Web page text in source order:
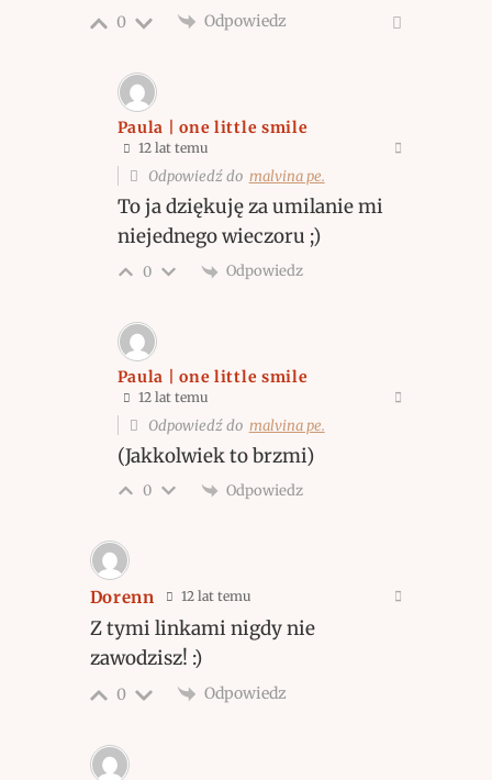
0 Odpowiedz
Paula | one little smile
12 lat temu
Odpowiedź do malvina pe.
To ja dziękuję za umilanie mi
niejednego wieczoru ;)
0 Odpowiedz
Paula | one little smile
12 lat temu
Odpowiedź do malvina pe.
(Jakkolwiek to brzmi)
0 Odpowiedz
Dorenn 12 lat temu
Z tymi linkami nigdy nie
zawodzisz! :)
0 Odpowiedz